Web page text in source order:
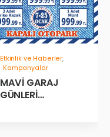
Etkinlik ve Haberler,
Kampanyalar
MAVİ GARAJ
GÜNLERİ